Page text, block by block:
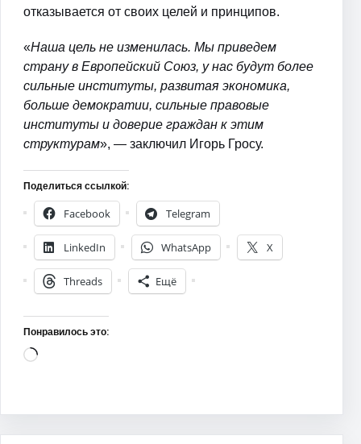
отказывается от своих целей и принципов.
«Наша цель не изменилась. Мы приведем
страну в Европейский Союз, у нас будут более
сильные институты, развитая экономика,
больше демократии, сильные правовые
институты и доверие граждан к этим
структурам», — заключил Игорь Гросу.
Поделиться ссылкой:
Facebook
Telegram
LinkedIn WhatsApp X
Threads Ещё
Понравилось это:
Загрузка…